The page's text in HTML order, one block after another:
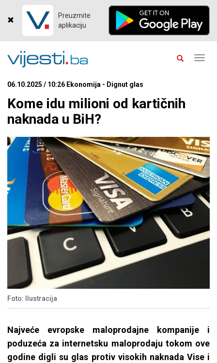
Preuzmite
aplikaciju
06.10.2025 / 10:26 Ekonomija - Dignut glas
Kome idu milioni od kartičnih
naknada u BiH?
Foto: Ilustracija
Najveće evropske maloprodajne kompanije i
poduzeća za internetsku maloprodaju tokom ove
godine digli su glas protiv visokih naknada Vise i